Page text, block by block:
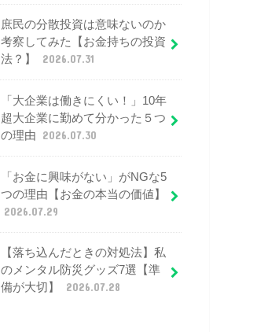
庶民の分散投資は意味ないのか
考察してみた【お金持ちの投資
法？】
2026.07.31
「大企業は働きにくい！」10年
超大企業に勤めて分かった５つ
の理由
2026.07.30
「お金に興味がない」がNGな5
つの理由【お金の本当の価値】
2026.07.29
【落ち込んだときの対処法】私
のメンタル防災グッズ7選【準
備が大切】
2026.07.28